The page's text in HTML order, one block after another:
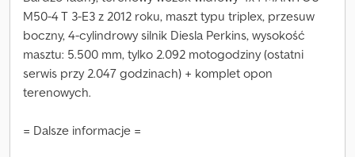
M50-4 T 3-E3 z 2012 roku, maszt typu triplex, przesuw
boczny, 4-cylindrowy silnik Diesla Perkins, wysokość
masztu: 5.500 mm, tylko 2.092 motogodziny (ostatni
serwis przy 2.047 godzinach) + komplet opon
terenowych.
= Dalsze informacje =